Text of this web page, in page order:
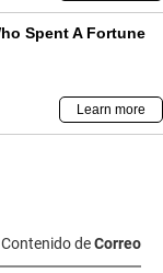
Contenido deCorreo